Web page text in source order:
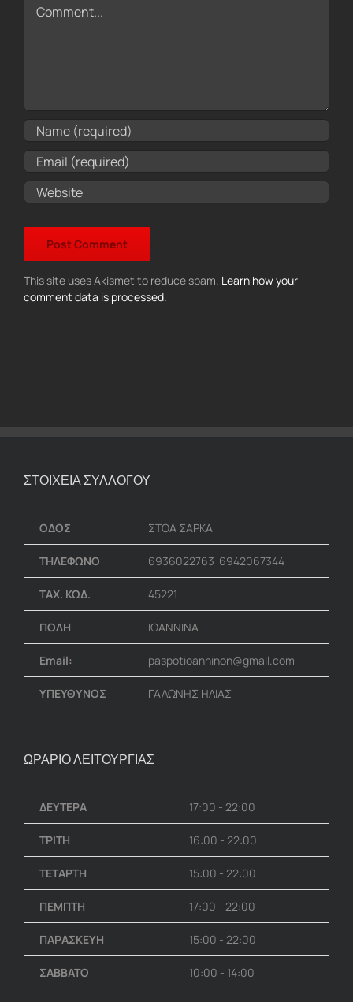
This site uses Akismet to reduce spam. Learn how your
comment data is processed.
ΣΤΟΙΧΕΙΑ ΣΥΛΛΟΓΟΥ
ΟΔΟΣ ΣΤΟΑ ΣΑΡΚΑ
ΤΗΛΕΦΩΝΟ 6936022763-6942067344
ΤΑΧ. ΚΩΔ. 45221
ΠΟΛΗ ΙΩΑΝΝΙΝΑ
Email: paspotioanninon@gmail.com
ΥΠΕΥΘΥΝΟΣ ΓΑΛΩΝΗΣ ΗΛΙΑΣ
ΩΡΑΡΙΟ ΛΕΙΤΟΥΡΓΙΑΣ
ΔΕΥΤΕΡΑ 17:00 - 22:00
ΤΡΙΤΗ 16:00 - 22:00
ΤΕΤΑΡΤΗ 15:00 - 22:00
ΠΕΜΠΤΗ 17:00 - 22:00
ΠΑΡΑΣΚΕΥΗ 15:00 - 22:00
ΣΑΒΒΑΤΟ 10:00 - 14:00